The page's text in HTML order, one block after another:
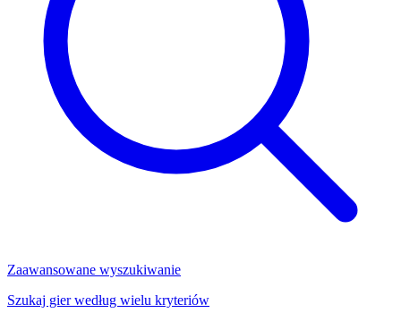
Zaawansowane wyszukiwanie
Szukaj gier według wielu kryteriów